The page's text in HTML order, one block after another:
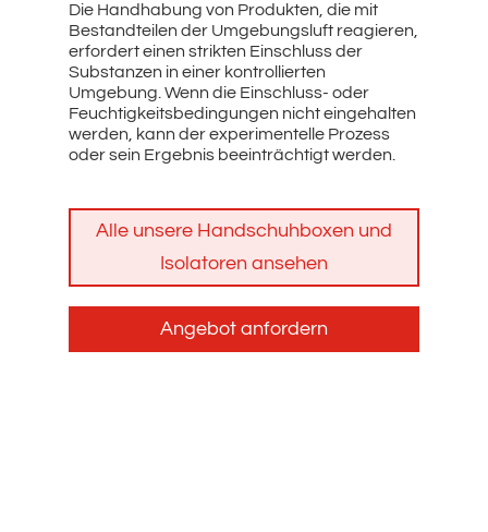
Die Handhabung von Produkten, die mit
Bestandteilen der Umgebungsluft reagieren,
erfordert einen strikten Einschluss der
Substanzen in einer kontrollierten
Umgebung. Wenn die Einschluss- oder
Feuchtigkeitsbedingungen nicht eingehalten
werden, kann der experimentelle Prozess
oder sein Ergebnis beeinträchtigt werden.
Alle unsere Handschuhboxen und
Isolatoren ansehen
Angebot anfordern